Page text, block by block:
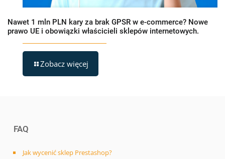
Nawet 1 mln PLN kary za brak GPSR w e-commerce? Nowe
prawo UE i obowiązki właścicieli sklepów internetowych.
Zobacz więcej
FAQ
Jak wycenić sklep Prestashop?